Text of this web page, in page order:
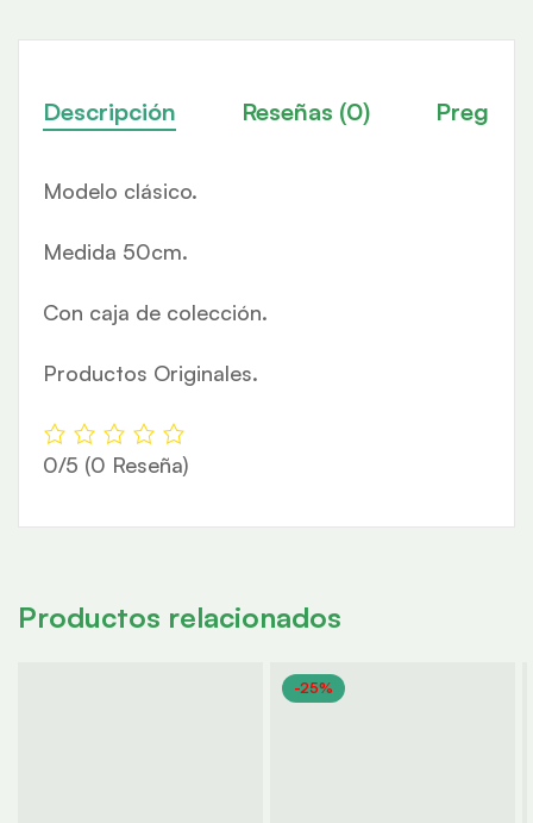
Descripción Reseñas (0)
Modelo clásico.
Medida 50cm.
Con caja de colección.
Productos Originales.
0/5 (0 Reseña)
Productos relacionados
-25%